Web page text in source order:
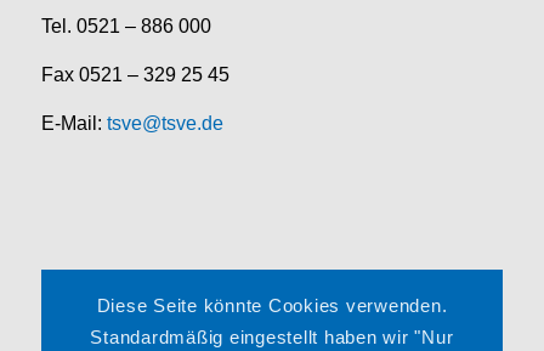
Tel. 0521 – 886 000
Fax 0521 – 329 25 45
E-Mail: tsve@tsve.de
Impressum
Diese Seite könnte Cookies verwenden.
Standardmäßig eingestellt haben wir "Nur